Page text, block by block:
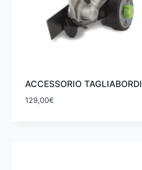
ACCESSORIO TAGLIABORDI
129,00€